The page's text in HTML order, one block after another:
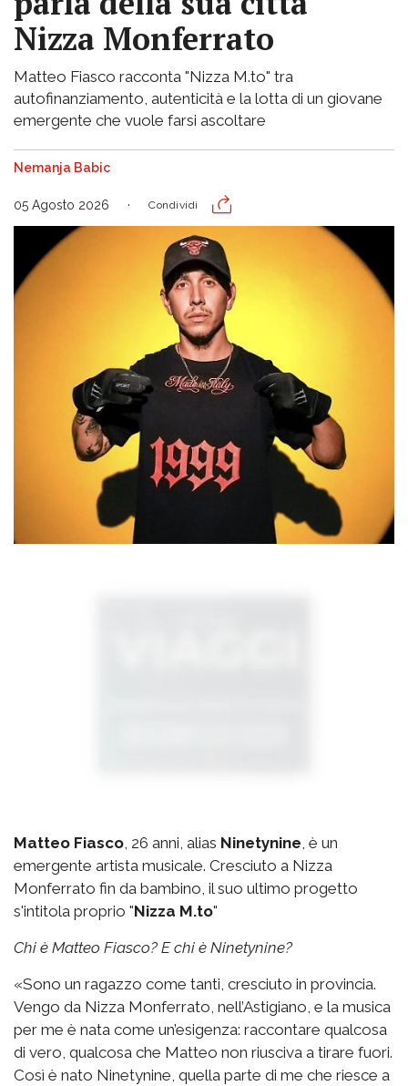
Nizza Monferrato
Matteo Fiasco racconta "Nizza M.to" tra
autofinanziamento, autenticità e la lotta di un giovane
emergente che vuole farsi ascoltare
Nemanja Babic
05 Agosto 2026 Condividi
Matteo Fiasco , 26 anni, alias Ninetynine , è un
emergente artista musicale. Cresciuto a Nizza
Monferrato fin da bambino, il suo ultimo progetto
s'intitola proprio "Nizza M.to"
Chi è Matteo Fiasco? E chi è Ninetynine?
«Sono un ragazzo come tanti, cresciuto in provincia.
Vengo da Nizza Monferrato, nell’Astigiano, e la musica
per me è nata come un’esigenza: raccontare qualcosa
di vero, qualcosa che Matteo non riusciva a tirare fuori.
Così è nato Ninetynine, quella parte di me che riesce a